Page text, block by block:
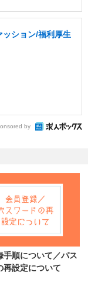
ション/福利厚生
by
手順について／パス
再設定について